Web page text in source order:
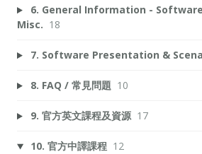
6. General Information -
Misc. 18
7. Software Presentation &
8. FAQ / 常見問題 10
9. 官方英文課程及資源 17
10. 官方中譯課程 12